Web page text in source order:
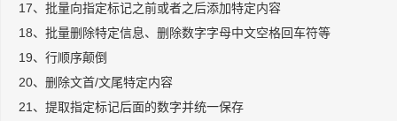
17、批量向指定标记之前或者之后添加特定内容
18、批量删除特定信息、删除数字字母中文空格回车符等
19、行顺序颠倒
20、删除文首/文尾特定内容
21、提取指定标记后面的数字并统一保存